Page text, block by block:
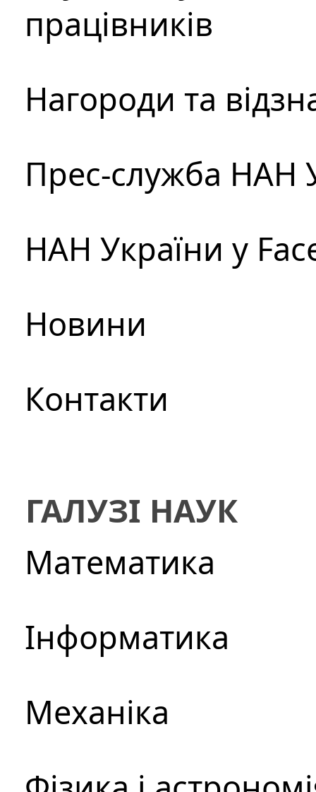
працівників
Нагороди та
Прес-служба НАН
НАН України у
Новини
Контакти
ГАЛУЗІ НАУК
Математика
Інформатика
Механіка